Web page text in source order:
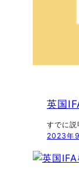
英国
すでに
2023年